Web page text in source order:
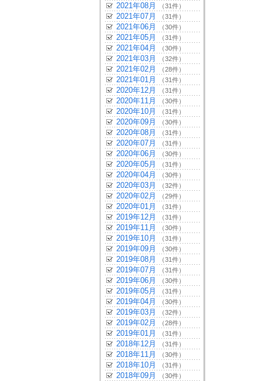
2021年08月 （31件）
2021年07月 （31件）
2021年06月 （30件）
2021年05月 （31件）
2021年04月 （30件）
2021年03月 （32件）
2021年02月 （28件）
2021年01月 （31件）
2020年12月 （31件）
2020年11月 （30件）
2020年10月 （31件）
2020年09月 （30件）
2020年08月 （31件）
2020年07月 （31件）
2020年06月 （30件）
2020年05月 （31件）
2020年04月 （30件）
2020年03月 （32件）
2020年02月 （29件）
2020年01月 （31件）
2019年12月 （31件）
2019年11月 （30件）
2019年10月 （31件）
2019年09月 （30件）
2019年08月 （31件）
2019年07月 （31件）
2019年06月 （30件）
2019年05月 （31件）
2019年04月 （30件）
2019年03月 （32件）
2019年02月 （28件）
2019年01月 （31件）
2018年12月 （31件）
2018年11月 （30件）
2018年10月 （31件）
2018年09月 （30件）